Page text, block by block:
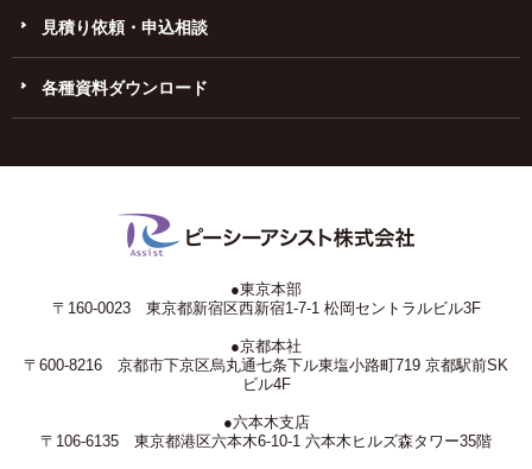
見積り依頼・申込相談
各種資料ダウンロード
●東京本部
〒160-0023 東京都新宿区西新宿1-7-1 松岡セントラルビル3F
●京都本社
〒600-8216 京都市下京区烏丸通七条下ル東塩小路町719 京都駅前SK
ビル4F
●六本木支店
〒106-6135 東京都港区六本木6-10-1 六本木ヒルズ森タワー35階